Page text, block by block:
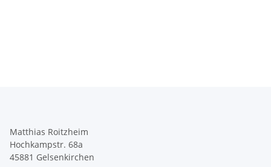
Matthias Roitzheim
Hochkampstr. 68a
45881 Gelsenkirchen